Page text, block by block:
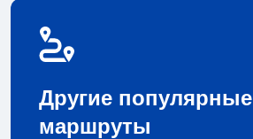
Другие популярные
маршруты